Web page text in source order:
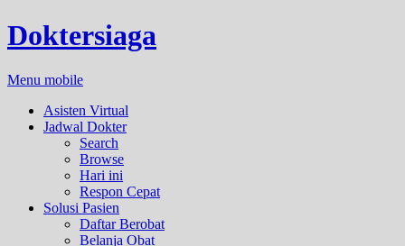
Doktersiaga
Menu mobile
Asisten Virtual
Jadwal Dokter
Search
Browse
Hari ini
Respon Cepat
Solusi Pasien
Daftar Berobat
Belanja Obat